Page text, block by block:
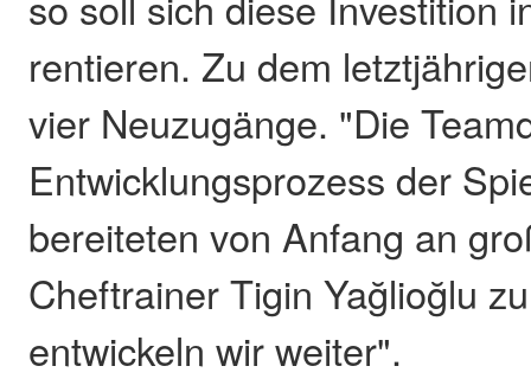
rentieren. Zu dem
vier Neuzugänge. "Die
Entwicklungsprozess der
bereiteten von Anfang an
Cheftrainer Tigin Yağlioğlu
entwickeln wir weiter".